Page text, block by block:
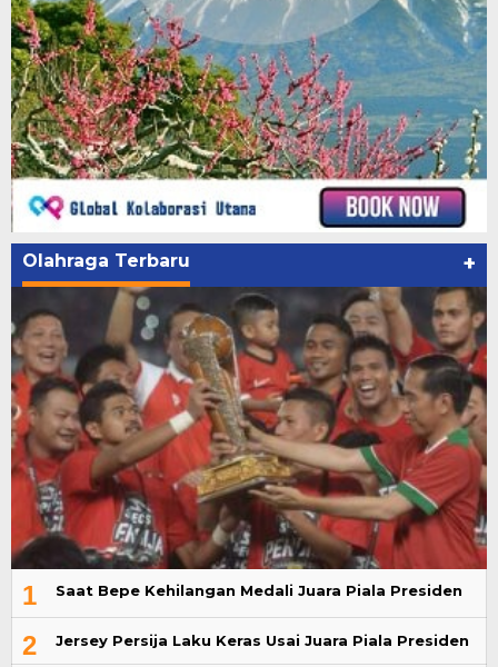
Olahraga Terbaru +
1 Saat Bepe Kehilangan Medali Juara Piala Presiden
2 Jersey Persija Laku Keras Usai Juara Piala Presiden